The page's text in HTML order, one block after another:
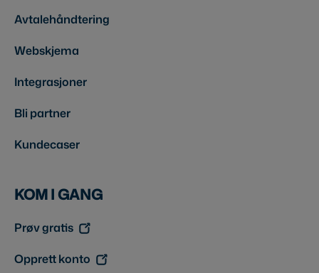
Avtalehåndtering
Webskjema
Integrasjoner
Bli partner
Kundecaser
KOM I GANG
Prøv gratis
Opprett konto